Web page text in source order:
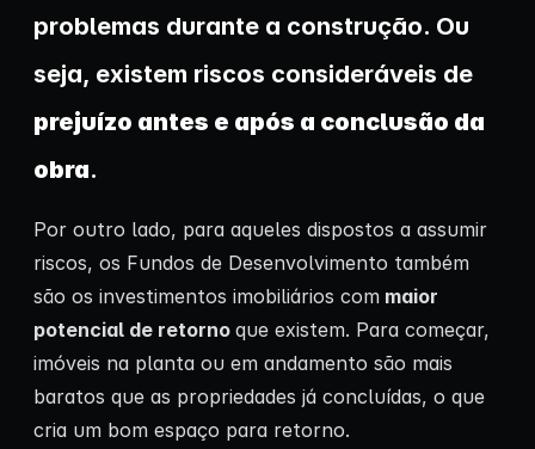
problemas durante a construção. Ou
seja, existem riscos consideráveis de
prejuízo antes e após a conclusão da
obra.
Por outro lado, para aqueles dispostos a assumir
riscos, os Fundos de Desenvolvimento também
são os investimentos imobiliários com maior
potencial de retorno que existem. Para começar,
imóveis na planta ou em andamento são mais
baratos que as propriedades já concluídas, o que
cria um bom espaço para retorno.